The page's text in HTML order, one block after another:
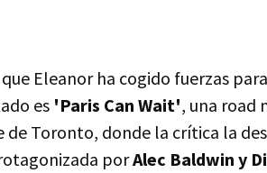
Eleanor ha cogido fuerzas
es 'Paris Can Wait', una road
de Toronto, donde la crítica la
porAlec Baldwin y